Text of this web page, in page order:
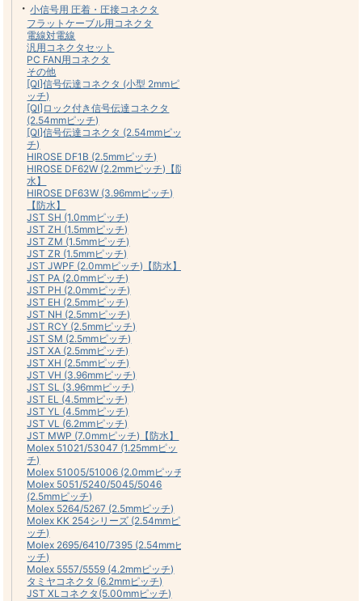
・小信号用 圧着・圧接コネクタ
フラットケーブル用コネクタ
電線対電線
汎用コネクタセット
PC FAN用コネクタ
その他
[QI]信号伝達コネクタ (小型 2mmピ
ッチ)
[QI]ロック付き信号伝達コネクタ
(2.54mmピッチ)
[QI]信号伝達コネクタ (2.54mmピッ
チ)
HIROSE DF1B (2.5mmピッチ)
HIROSE DF62W (2.2mmピッチ)【防
水】
HIROSE DF63W (3.96mmピッチ)
【防水】
JST SH (1.0mmピッチ)
JST ZH (1.5mmピッチ)
JST ZM (1.5mmピッチ)
JST ZR (1.5mmピッチ)
JST JWPF (2.0mmピッチ)【防水】
JST PA (2.0mmピッチ)
JST PH (2.0mmピッチ)
JST EH (2.5mmピッチ)
JST NH (2.5mmピッチ)
JST RCY (2.5mmピッチ)
JST SM (2.5mmピッチ)
JST XA (2.5mmピッチ)
JST XH (2.5mmピッチ)
JST VH (3.96mmピッチ)
JST SL (3.96mmピッチ)
JST EL (4.5mmピッチ)
JST YL (4.5mmピッチ)
JST VL (6.2mmピッチ)
JST MWP (7.0mmピッチ)【防水】
Molex 51021/53047 (1.25mmピッ
チ)
Molex 51005/51006 (2.0mmピッチ)
Molex 5051/5240/5045/5046
(2.5mmピッチ)
Molex 5264/5267 (2.5mmピッチ)
Molex KK 254シリーズ (2.54mmピ
ッチ)
Molex 2695/6410/7395 (2.54mmピ
ッチ)
Molex 5557/5559 (4.2mmピッチ)
タミヤコネクタ (6.2mmピッチ)
JST XLコネクタ(5.00mmピッチ)